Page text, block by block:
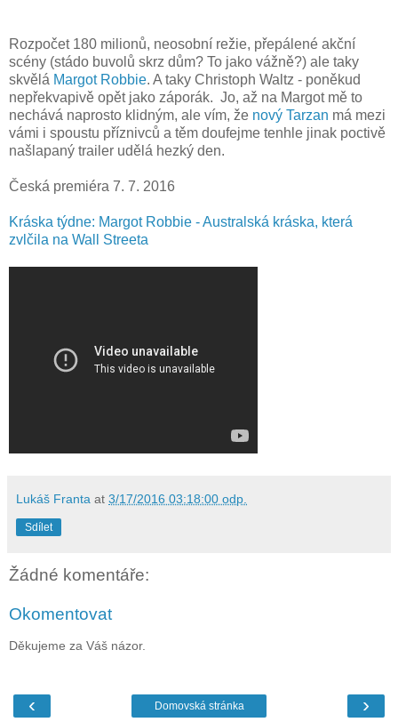
Rozpočet 180 milionů, neosobní režie, přepálené akční
scény (stádo buvolů skrz dům? To jako vážně?) ale taky
skvělá Margot Robbie. A taky Christoph Waltz - poněkud
nepřekvapivě opět jako záporák. Jo, až na Margot mě to
nechává naprosto klidným, ale vím, že nový Tarzan má mezi
vámi i spoustu příznivců a těm doufejme tenhle jinak poctivě
našlapaný trailer udělá hezký den.
Česká premiéra 7. 7. 2016
Kráska týdne: Margot Robbie - Australská kráska, která
zvlčila na Wall Streeta
Lukáš Franta at 3/17/2016 03:18:00 odp.
Sdílet
Žádné komentáře:
Okomentovat
Děkujeme za Váš názor.
‹ ›
Domovská stránka